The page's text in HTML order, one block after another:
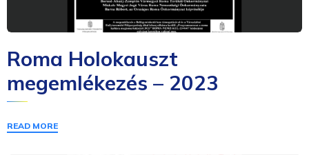
Roma Holokauszt
megemlékezés – 2023
READ MORE